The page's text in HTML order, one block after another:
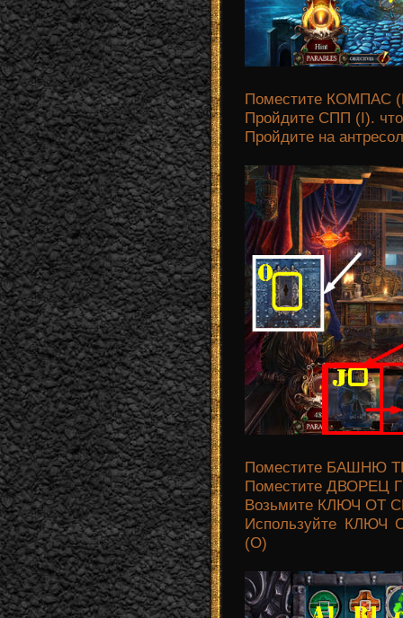
Поместите КОМПАС
Пройдите СПП (I).
Пройдите на
Поместите БАШНЮ
Поместите ДВОРЕЦ
Возьмите КЛЮЧ ОТ
Используйте КЛЮЧ
(О)